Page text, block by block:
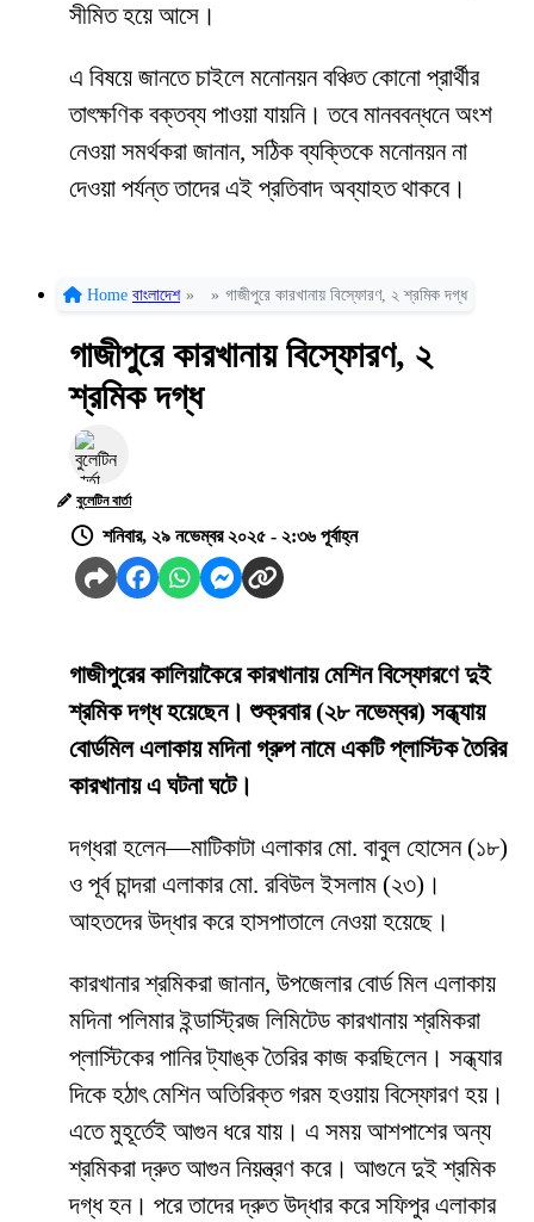
সীমিত হয়ে আসে।
এ বিষয়ে জানতে চাইলে মনোনয়ন বঞ্চিত কোনো প্রার্থীর
তাৎক্ষণিক বক্তব্য পাওয়া যায়নি। তবে মানববন্ধনে অংশ
নেওয়া সমর্থকরা জানান, সঠিক ব্যক্তিকে মনোনয়ন না
দেওয়া পর্যন্ত তাদের এই প্রতিবাদ অব্যাহত থাকবে।
Home বাংলাদেশ » » গাজীপুরে কারখানায় বিস্ফোরণ, ২ শ্রমিক দগ্ধ
গাজীপুরে কারখানায় বিস্ফোরণ, ২
শ্রমিক দগ্ধ
বুলেটিন বার্তা
শনিবার, ২৯ নভেম্বর ২০২৫ - ২:৩৬ পূর্বাহ্ন
গাজীপুরের কালিয়াকৈরে কারখানায় মেশিন বিস্ফোরণে দুই
শ্রমিক দগ্ধ হয়েছেন। শুক্রবার (২৮ নভেম্বর) সন্ধ্যায়
বোর্ডমিল এলাকায় মদিনা গ্রুপ নামে একটি প্লাস্টিক তৈরির
কারখানায় এ ঘটনা ঘটে।
দগ্ধরা হলেন—মাটিকাটা এলাকার মো. বাবুল হোসেন (১৮)
ও পূর্ব চান্দরা এলাকার মো. রবিউল ইসলাম (২৩)।
আহতদের উদ্ধার করে হাসপাতালে নেওয়া হয়েছে।
কারখানার শ্রমিকরা জানান, উপজেলার বোর্ড মিল এলাকায়
মদিনা পলিমার ইন্ডাস্ট্রিজ লিমিটেড কারখানায় শ্রমিকরা
প্লাস্টিকের পানির ট্যাঙ্ক তৈরির কাজ করছিলেন। সন্ধ্যার
দিকে হঠাৎ মেশিন অতিরিক্ত গরম হওয়ায় বিস্ফোরণ হয়।
এতে মুহূর্তেই আগুন ধরে যায়। এ সময় আশপাশের অন্য
শ্রমিকরা দ্রুত আগুন নিয়ন্ত্রণ করে। আগুনে দুই শ্রমিক
দগ্ধ হন। পরে তাদের দ্রুত উদ্ধার করে সফিপুর এলাকার